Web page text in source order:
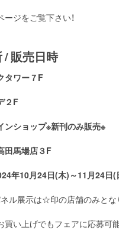
ージをご覧下さい！
/ 販売日時
タワー７F
２F
ンショップ※新刊のみ販売※
田馬場店３F
年10月24日(木)～11月24日(
ネル展示は☆印の店舗のみとな
買い上げでもフェアに応募可能